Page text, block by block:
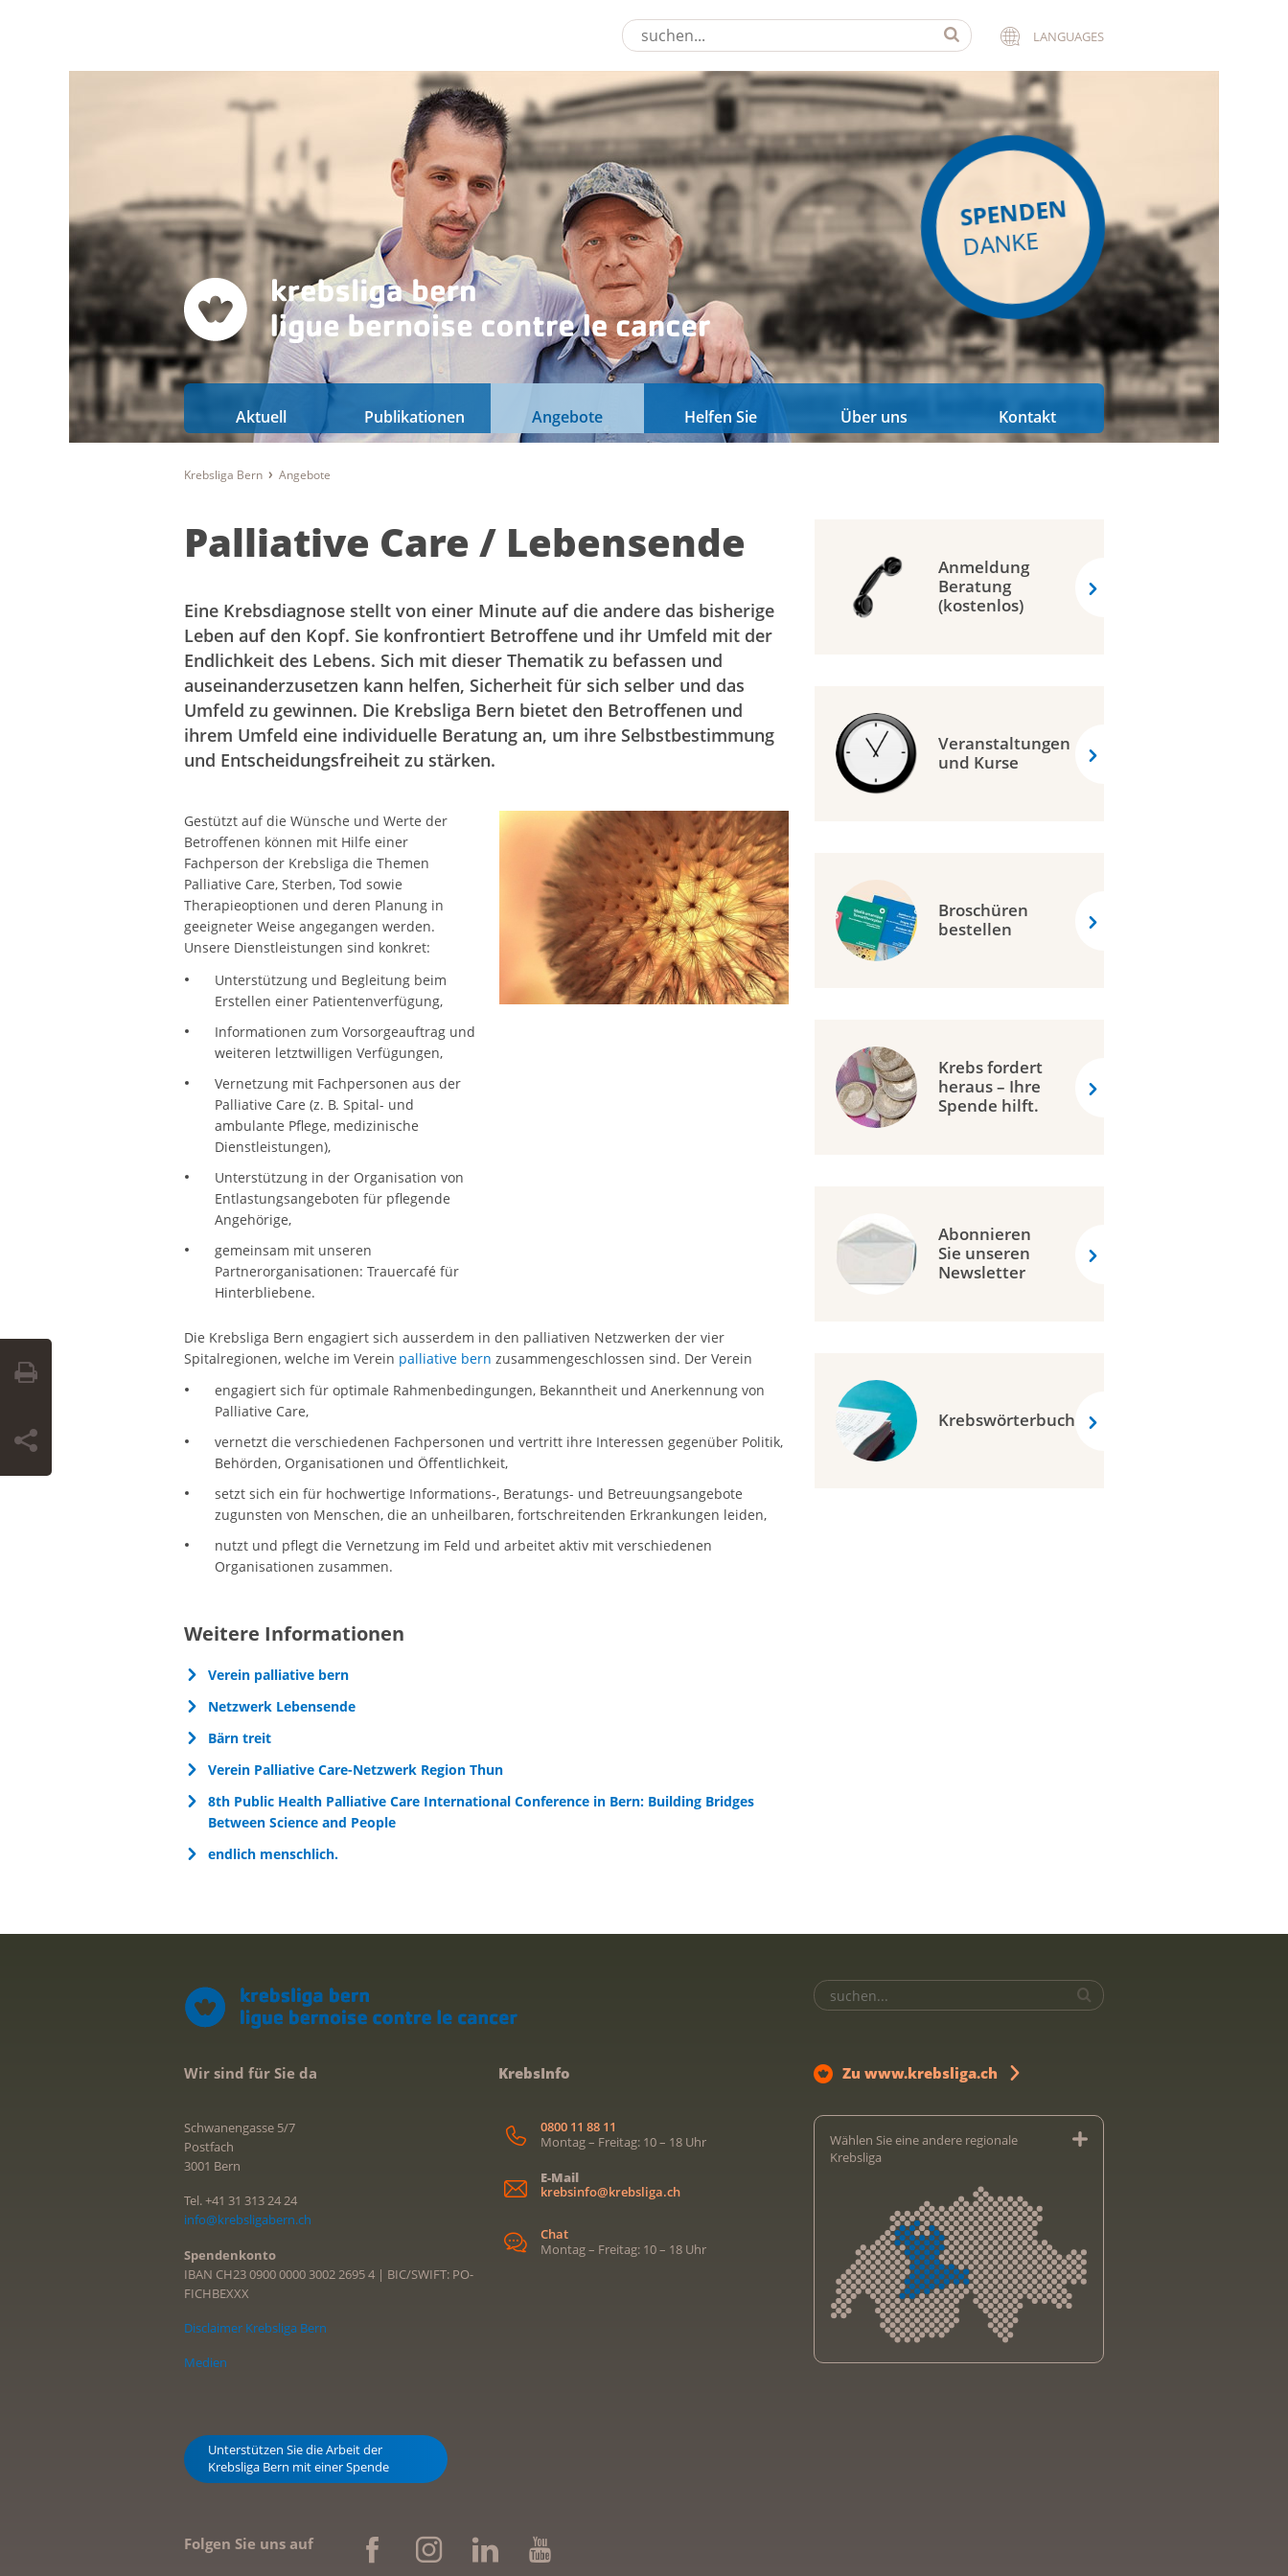
LANGUAGES
SPENDEN
DANKE
Aktuell Publikationen Angebote Helfen Sie Über uns Kontakt
Krebsliga Bern Angebote
Palliative Care / Lebensende
Eine Krebsdiagnose stellt von einer Minute auf die andere das bisherige
Leben auf den Kopf. Sie konfrontiert Betroffene und ihr Umfeld mit der
Endlichkeit des Lebens. Sich mit dieser Thematik zu befassen und
auseinanderzusetzen kann helfen, Sicherheit für sich selber und das
Umfeld zu gewinnen. Die Krebsliga Bern bietet den Betroffenen und
ihrem Umfeld eine individuelle Beratung an, um ihre Selbstbestimmung
und Entscheidungsfreiheit zu stärken.
Gestützt auf die Wünsche und Werte der
Betroffenen können mit Hilfe einer
Fachperson der Krebsliga die Themen
Palliative Care, Sterben, Tod sowie
Therapieoptionen und deren Planung in
geeigneter Weise angegangen werden.
Unsere Dienstleistungen sind konkret:
Unterstützung und Begleitung beim
Erstellen einer Patientenverfügung,
Informationen zum Vorsorgeauftrag und
weiteren letztwilligen Verfügungen,
Vernetzung mit Fachpersonen aus der
Palliative Care (z. B. Spital- und
ambulante Pflege, medizinische
Dienstleistungen),
Unterstützung in der Organisation von
Entlastungsangeboten für pflegende
Angehörige,
gemeinsam mit unseren
Partnerorganisationen: Trauercafé für
Hinterbliebene.
Die Krebsliga Bern engagiert sich ausserdem in den palliativen Netzwerken der vier
Spitalregionen, welche im Verein palliative bern zusammengeschlossen sind. Der Verein
engagiert sich für optimale Rahmenbedingungen, Bekanntheit und Anerkennung von
Palliative Care,
vernetzt die verschiedenen Fachpersonen und vertritt ihre Interessen gegenüber Politik,
Behörden, Organisationen und Öffentlichkeit,
setzt sich ein für hochwertige Informations-, Beratungs- und Betreuungsangebote
zugunsten von Menschen, die an unheilbaren, fortschreitenden Erkrankungen leiden,
nutzt und pflegt die Vernetzung im Feld und arbeitet aktiv mit verschiedenen
Organisationen zusammen.
Weitere Informationen
Verein palliative bern
Netzwerk Lebensende
Bärn treit
Verein Palliative Care-Netzwerk Region Thun
8th Public Health Palliative Care International Conference in Bern: Building Bridges
Between Science and People
endlich menschlich.
Anmeldung
Beratung
(kostenlos)
Veranstaltungen
und Kurse
Broschüren
bestellen
Krebs fordert
heraus – Ihre
Spende hilft.
Abonnieren
Sie unseren
Newsletter
Krebswörterbuch
Wir sind für Sie da
Schwanengasse 5/7
Postfach
3001 Bern
Tel. +41 31 313 24 24
info@krebsligabern.ch
Spendenkonto
IBAN CH23 0900 0000 3002 2695 4 | BIC/SWIFT: PO-
FICHBEXXX
Disclaimer Krebsliga Bern
Medien
Unterstützen Sie die Arbeit der
Krebsliga Bern mit einer Spende
KrebsInfo
0800 11 88 11
Montag – Freitag: 10 – 18 Uhr
E-Mail
krebsinfo@krebsliga.ch
Chat
Montag – Freitag: 10 – 18 Uhr
Zu www.krebsliga.ch
Wählen Sie eine andere regionale
Krebsliga
Folgen Sie uns auf